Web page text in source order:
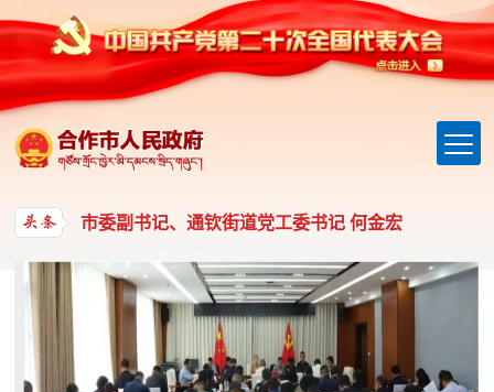
市委副书记、代理市长 ​石成娟
市委副书记、代理市长 ​石成娟
市委副书记、通钦街道党工委书记 何金宏